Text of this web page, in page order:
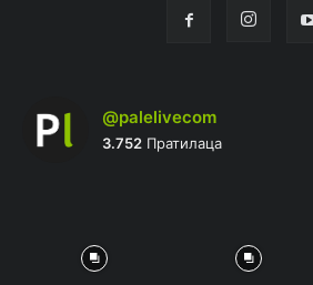
@palelivecom
3.752 Пратилаца